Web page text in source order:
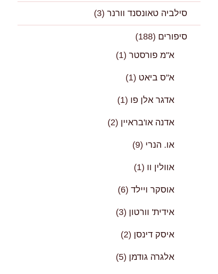
סילביה טאונסנד וורנר (3)
סיפורים (188)
א"מ פורסטר (1)
א"ס ביאט (1)
אדגר אלן פו (1)
אדנה או'בראיין (2)
או. הנרי (9)
אוולין וו (1)
אוסקר ויילד (6)
אידית' וורטון (3)
איסק דינסן (2)
אלגרה גודמן (5)